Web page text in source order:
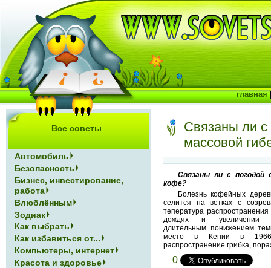
Связаны ли с
массовой
Связаны ли с погодой
кофе?
Болезнь кофейных
селится на ветках с
тепература
дождях и увеличении
длительным понижением
место в Кении в 1966/
распространение грибка,
0
Все советы
Автомобиль
Безопасность
Бизнес, инвестирование,
работа
Влюблённым
Зодиак
Как выбрать
Как избавиться от...
Компьютеры, интернет
Красота и здоровье
главная